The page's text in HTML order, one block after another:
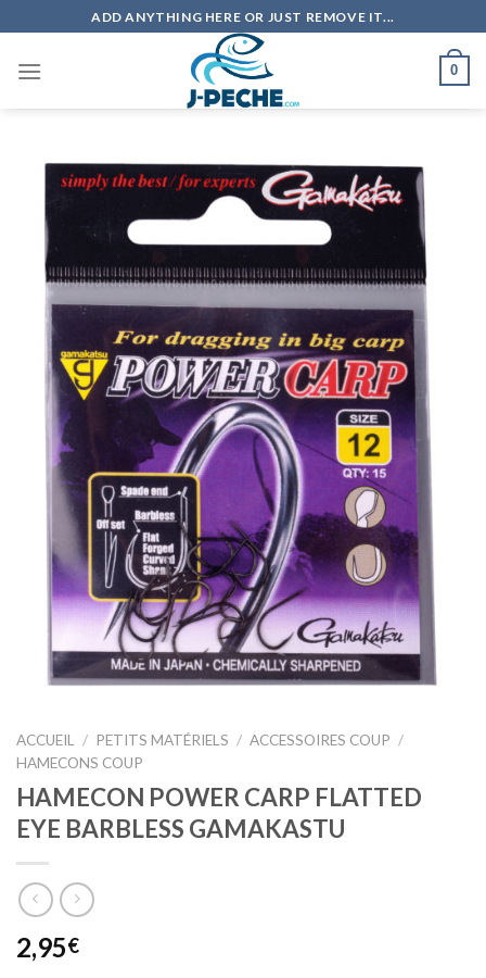
to
content
ADD ANYTHING HERE OR JUST REMOVE IT...
0
ACCUEIL / PETITS MATÉRIELS / ACCESSOIRES COUP /
HAMECONS COUP
HAMECON POWER CARP FLATTED
EYE BARBLESS GAMAKASTU
2,95€